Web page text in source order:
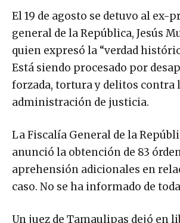
El 19 de agosto se detuvo al ex-
general de la República, Jesús
quien expresó la “verdad
Está siendo procesado por
forzada, tortura y delitos contra
administración de justicia.
La Fiscalía General de la
anunció la obtención de 83
aprehensión adicionales en
caso. No se ha informado de
Un juez de Tamaulipas dejó en